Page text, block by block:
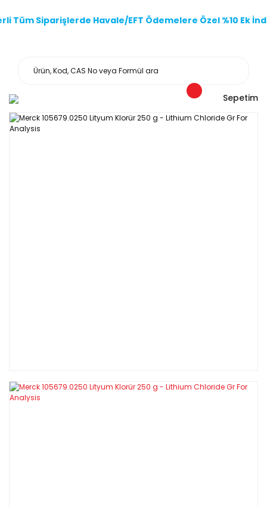
Tüm Siparişlerde Havale/EFT Ödemelere Özel %10 Ek
Sepetim